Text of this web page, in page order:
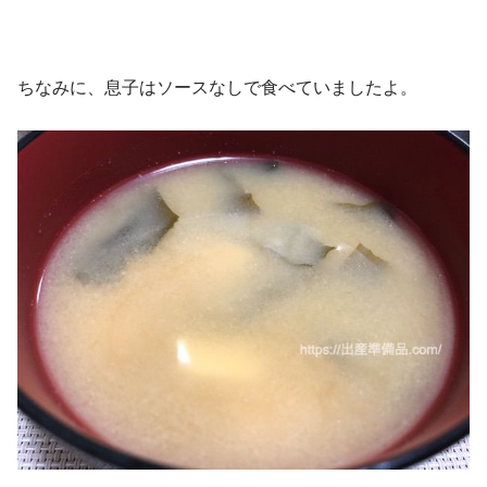
ちなみに、息子はソースなしで食べていましたよ。